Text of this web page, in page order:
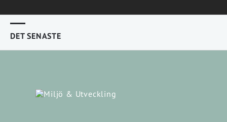
DET SENASTE